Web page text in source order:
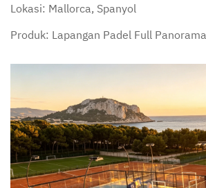
Lokasi: Mallorca, Spanyol
Produk: Lapangan Padel Full Panorama